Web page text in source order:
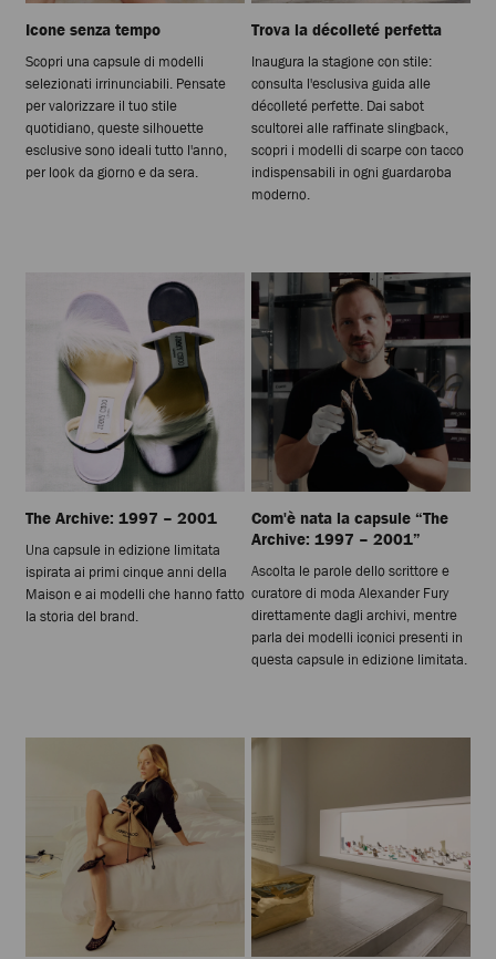
Icone senza tempo
Scopri una capsule di modelli
selezionati irrinunciabili. Pensate
per valorizzare il tuo stile
quotidiano, queste silhouette
esclusive sono ideali tutto l'anno,
per look da giorno e da sera.
Trova la décolleté perfetta
Inaugura la stagione con stile:
consulta l'esclusiva guida alle
décolleté perfette. Dai sabot
scultorei alle raffinate slingback,
scopri i modelli di scarpe con tacco
indispensabili in ogni guardaroba
moderno.
The Archive: 1997 – 2001
Una capsule in edizione limitata
ispirata ai primi cinque anni della
Maison e ai modelli che hanno fatto
la storia del brand.
Com'è nata la capsule “The
Archive: 1997 – 2001”
Ascolta le parole dello scrittore e
curatore di moda Alexander Fury
direttamente dagli archivi, mentre
parla dei modelli iconici presenti in
questa capsule in edizione limitata.